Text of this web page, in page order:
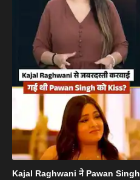
Kajal Raghwani ने Pawan Singh